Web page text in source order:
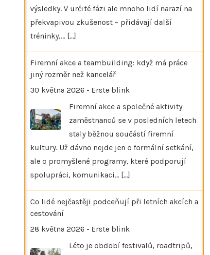
výsledky. V určité fázi ale mnoho lidí narazí na
překvapivou zkušenost – přidávají další
tréninky,… [...]
Firemní akce a teambuilding: když má práce
jiný rozměr než kancelář
30 května 2026 - Erste blink
Firemní akce a společné aktivity
zaměstnanců se v posledních letech
staly běžnou součástí firemní
kultury. Už dávno nejde jen o formální setkání,
ale o promyšlené programy, které podporují
spolupráci, komunikaci… [...]
Co lidé nejčastěji podceňují při letních akcích a
cestování
28 května 2026 - Erste blink
Léto je období festivalů, roadtripů,